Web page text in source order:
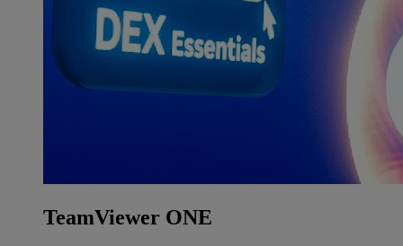
TeamViewer ONE